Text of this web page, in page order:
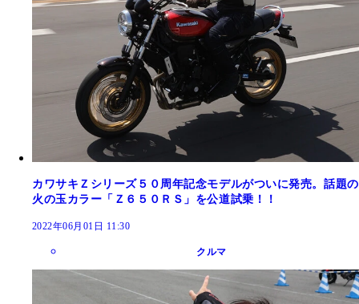
カワサキＺシリーズ５０周年記念モデルがついに発売。話題の
火の玉カラー「Ｚ６５０ＲＳ」を公道試乗！！
2022年06月01日 11:30
クルマ